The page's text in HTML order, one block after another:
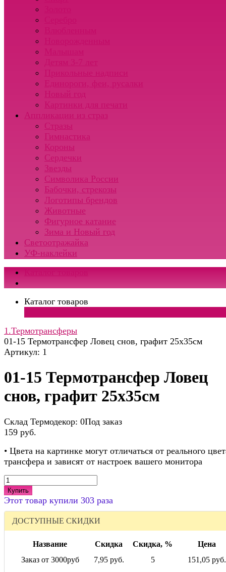
Детям 3-7 лет
Прикольные надписи
Единороги, феи, русалки
Новый год
Картинки для печати
Аппликации из страз
Стразы
Гимнастика
Короны
Сердечки
Звезды
Символика России
Бабочки, стрекозы
Логотипы брендов
Животные
Фигурное катание
Зима и Новый год
Светоотражайка
УФ-наклейки
Каталог товаров
1.Термотрансферы
01-15 Термотрансфер Ловец снов, графит 25х35см
Артикул: 1
01-15 Термотрансфер Ловец
снов, графит 25х35см
Склад Термодекор: 0Под заказ
159 руб.
• Цвета на картинке могут отличаться от реального
трансфера и зависят от настроек вашего монитора
Купить
Этот товар купили 303 раза
ДОСТУПНЫЕ СКИДКИ
Название Скидка Скидка, %
Цена
Заказ от 3000руб
7,95 руб. 5 151,05 руб.